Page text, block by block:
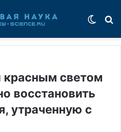
красным светом
восстановить
утраченную с